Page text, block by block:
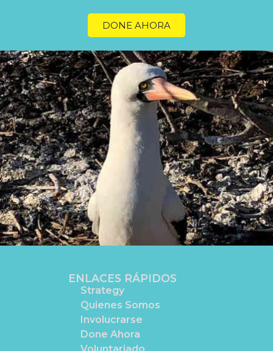
DONE AHORA
ENLACES RÁPIDOS
Strategy
Quienes Somos
Involucrarse
Done Ahora